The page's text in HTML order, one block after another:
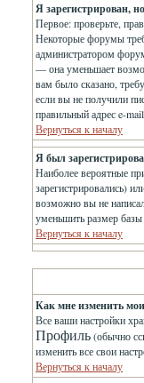
Я зарегистрирован,
Первое: проверьте,
Некоторые форумы
администратором
— она уменьшает
вам было сказано,
если вы не получили
правильный адрес e-
Вернуться к началу
Я был
Наиболее вероятные
зарегистрировались)
возможно вы не
уменьшить размер базы
Вернуться к началу
Как мне изменить
Все ваши настройки
Профиль(обычно
изменить все свои
Вернуться к началу